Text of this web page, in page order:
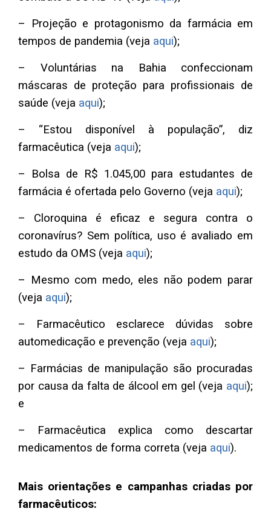
– Projeção e protagonismo da farmácia em
tempos de pandemia (veja aqui);
– Voluntárias na Bahia confeccionam
máscaras de proteção para profissionais de
saúde (veja aqui);
– “Estou disponível à população”, diz
farmacêutica (veja aqui);
– Bolsa de R$ 1.045,00 para estudantes de
farmácia é ofertada pelo Governo (veja aqui);
– Cloroquina é eficaz e segura contra o
coronavírus? Sem política, uso é avaliado em
estudo da OMS (veja aqui);
– Mesmo com medo, eles não podem parar
(veja aqui);
– Farmacêutico esclarece dúvidas sobre
automedicação e prevenção (veja aqui);
– Farmácias de manipulação são procuradas
por causa da falta de álcool em gel (veja aqui);
e
– Farmacêutica explica como descartar
medicamentos de forma correta (veja aqui).
Mais orientações e campanhas criadas por
farmacêuticos: